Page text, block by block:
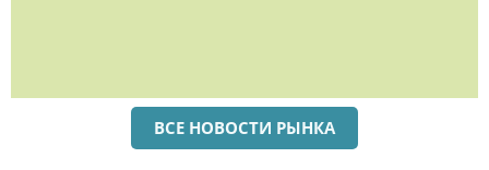
ВСЕ НОВОСТИ РЫНКА